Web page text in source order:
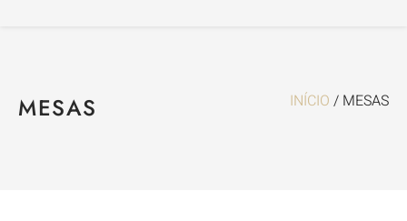
MESAS INÍCIO / MESAS